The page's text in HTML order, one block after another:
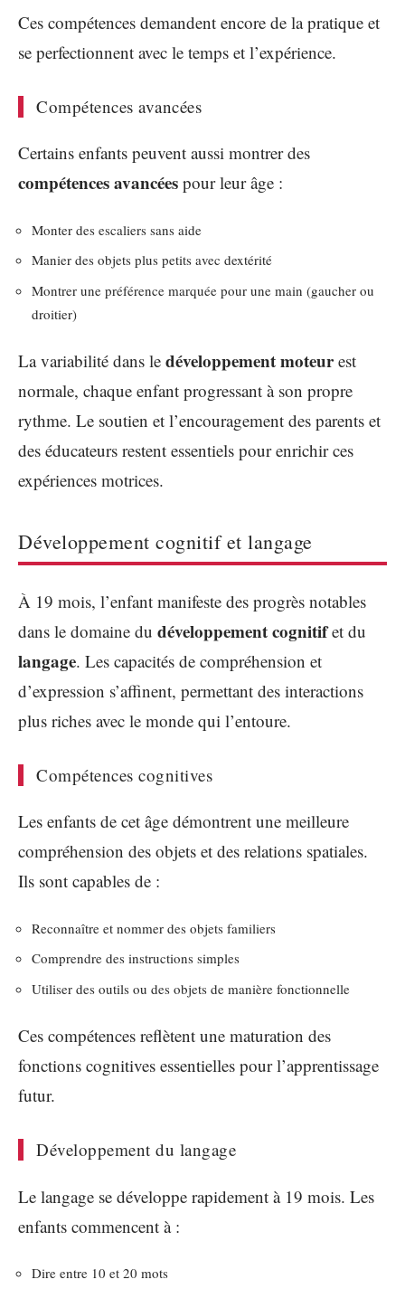
Ces compétences demandent encore de la pratique et
se perfectionnent avec le temps et l’expérience.
Compétences avancées
Certains enfants peuvent aussi montrer des
compétences avancées pour leur âge :
Monter des escaliers sans aide
Manier des objets plus petits avec dextérité
Montrer une préférence marquée pour une main (gaucher ou
droitier)
La variabilité dans le développement moteurest
normale, chaque enfant progressant à son propre
rythme. Le soutien et l’encouragement des parents et
des éducateurs restent essentiels pour enrichir ces
expériences motrices.
Développement cognitif et langage
À 19 mois, l’enfant manifeste des progrès notables
dans le domaine du développement cognitifet du
langage. Les capacités de compréhension et
d’expression s’affinent, permettant des interactions
plus riches avec le monde qui l’entoure.
Compétences cognitives
Les enfants de cet âge démontrent une meilleure
compréhension des objets et des relations spatiales.
Ils sont capables de :
Reconnaître et nommer des objets familiers
Comprendre des instructions simples
Utiliser des outils ou des objets de manière fonctionnelle
Ces compétences reflètent une maturation des
fonctions cognitives essentielles pour l’apprentissage
futur.
Développement du langage
Le langage se développe rapidement à 19 mois. Les
enfants commencent à :
Dire entre 10 et 20 mots